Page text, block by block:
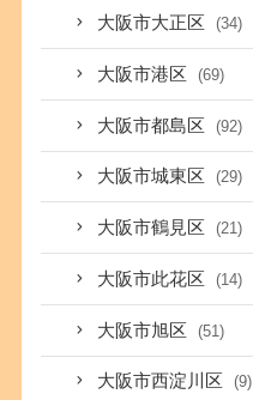
大阪市大正区 (34)
大阪市港区 (69)
大阪市都島区 (92)
大阪市城東区 (29)
大阪市鶴見区 (21)
大阪市此花区 (14)
大阪市旭区 (51)
大阪市西淀川区 (9)